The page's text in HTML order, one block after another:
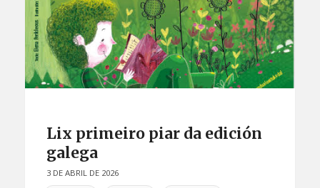
Lix primeiro piar da edición
galega
3 DE ABRIL DE 2026